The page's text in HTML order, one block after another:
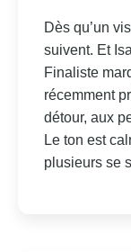
Dès qu’un
suivent. Et
Finaliste
récemment
détour, aux
Le ton est
plusieurs se